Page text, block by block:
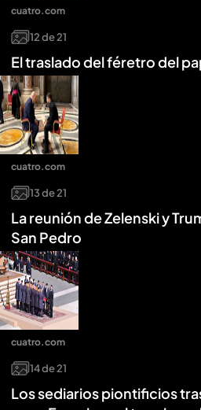
12de21
El traslado del féretro del
cuatro.com
13de21
La reunión de Zelenski y
San Pedro
cuatro.com
14de21
Los sediarios piontificios
cuatro.com